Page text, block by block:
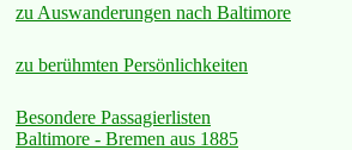
zu Auswanderungen nach Baltimore
zu berühmten Persönlichkeiten
Besondere Passagierlisten
Baltimore - Bremen aus 1885